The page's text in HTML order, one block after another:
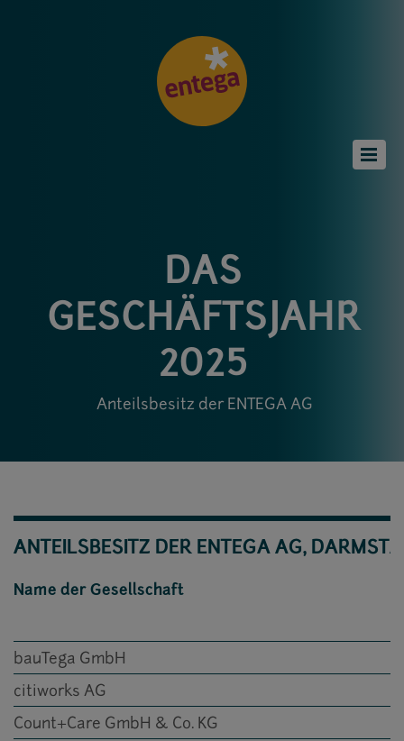
DAS
GESCHÄFTS­JAHR
2025
Anteilsbesitz der ENTEGA AG
ANTEILSBESITZ DER ENTEGA AG,
Name der Gesellschaft
bauTega GmbH
citiworks AG
Count+Care GmbH & Co. KG